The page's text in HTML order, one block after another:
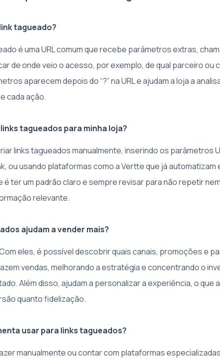
tagueado?
é uma URL comum que recebe parâmetros extras,
de onde veio o acesso, por exemplo, de qual parceiro ou
aparecem depois do “?” na URL e ajudam a loja a
cada ação.
tagueados para minha loja?
links tagueados manualmente, inserindo os parâmetros
ou usando plataformas como a Vertte que já automatizam
é ter um padrão claro e sempre revisar para não repetir
relevante.
ajudam a vender mais?
eles, é possível descobrir quais canais, promoções e
vendas, melhorando a estratégia e concentrando o
Além disso, ajudam a personalizar a experiência, o que
quanto fidelização.
usar para links tagueados?
manualmente ou contar com plataformas